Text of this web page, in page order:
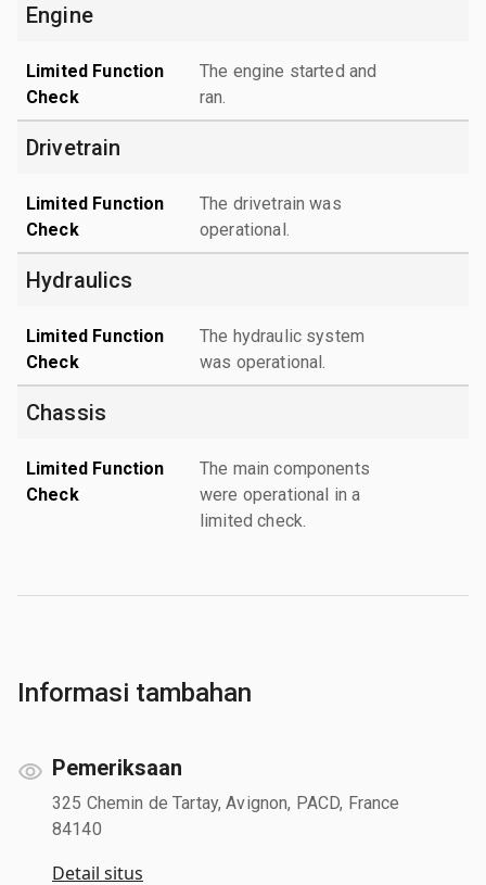
Engine
Limited Function
Check
The engine started and
ran.
Drivetrain
Limited Function
Check
The drivetrain was
operational.
Hydraulics
Limited Function
Check
The hydraulic system
was operational.
Chassis
Limited Function
Check
The main components
were operational in a
limited check.
Informasi tambahan
Pemeriksaan
325 Chemin de Tartay, Avignon, PACD, France
84140
Detail situs